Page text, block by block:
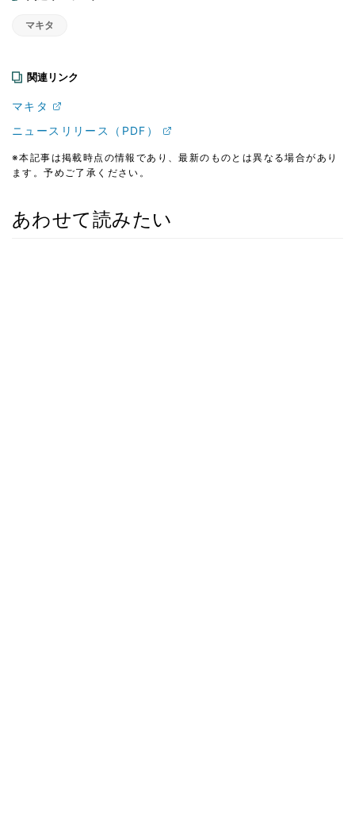
マキタ
関連リンク
マキタ
ニュースリリース（PDF）
※本記事は掲載時点の情報であり、最新のものとは異なる場合があり
ます。予めご了承ください。
あわせて読みたい